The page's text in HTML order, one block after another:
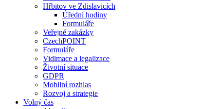
Hřbitov ve Zdislavicích
Úřední hodiny
Formuláře
Veřejné zakázky
CzechPOINT
Formuláře
Vidimace a legalizace
Životní situace
GDPR
Mobilní rozhlas
Rozvoj a strategie
Volný čas